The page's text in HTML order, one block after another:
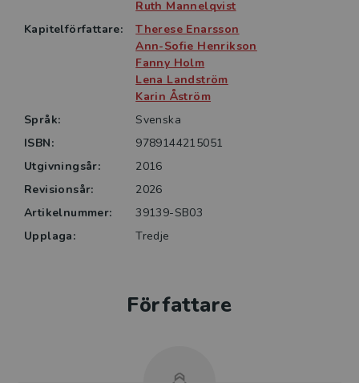
De som i sin verksamhet kommer i kontakt med
rättsliga frågor kopplade till brottsoffer kan också ha
stor användning av bokens viktiga innehåll.
Ruth Mannelqvist
Kapitelförfattare:
Therese Enarsson
Ann-Sofie Henrikson
Fanny Holm
Lena Landström
Karin Åström
Språk:
Svenska
ISBN:
9789144215051
Utgivningsår:
2016
Revisionsår:
2026
Artikelnummer:
39139-SB03
Upplaga:
Tredje
Författare